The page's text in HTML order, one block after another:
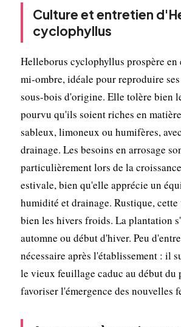
Culture et entretien
cyclophyllus
Helleborus cyclophyllus prospère en
mi-ombre, idéale pour reproduire
sous-bois d'origine. Elle tolère bien
pourvu qu'ils soient riches en
sableux, limoneux ou humifères,
drainage. Les besoins en arrosage
particulièrement lors de la
estivale, bien qu'elle apprécie un
humidité et drainage. Rustique,
bien les hivers froids. La plantation
automne ou début d'hiver. Peu
nécessaire après l'établissement : il
le vieux feuillage caduc au début du
favoriser l'émergence des nouvelles